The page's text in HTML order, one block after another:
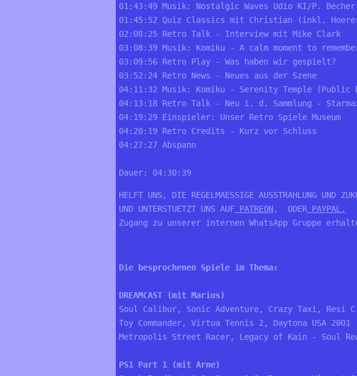
01:43:49 Musik: Nostalgic Waves Udio KI/P. Becher
01:45:52 Quiz Classics mit Christian (inkl.
02:08:25 Retro Talk - Interview mit Mike Clark
03:08:39 Musik: Komiku - A calm moment to
03:09:56 Retro Play - Was haben wir gespielt?
03:52:24 Retro News - Neues aus der Szene
04:11:32 Musik: Komiku - Serenity Temple (Public
04:13:18 Retro Talk - Neu i. d. Sammlung -
04:19:29 Einspieler: Unser Retro Spiele Museum
04:20:19 Retro Credits - Kurz vor Schluss
04:27:27 Abspann
Dauer: 04:30:39
HELFT UNS, DIE REGELMAESSIGE AUSSTRAHLUNG UND
UND UNTERSTUETZT UNS AUF PATREON,  ODER PAYPAL.
Zugang zu unserer internen WhatsApp Gruppe
Die besprochenen Spiele im Thema:
DREAMCAST (mit Marius)
Soul Calibur, Sonic Adventure, Crazy Taxi, Resi
Toy Commander, Virtua Tennis 2, Daytona USA 2001
Metropolis Street Racer, Legacy of Kain - Soul
PS1 Part 1 (mit Arne)